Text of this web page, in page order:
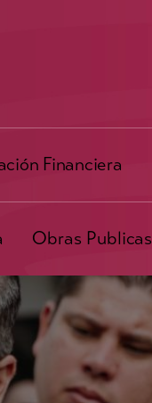
Financiera
Obras Publicas